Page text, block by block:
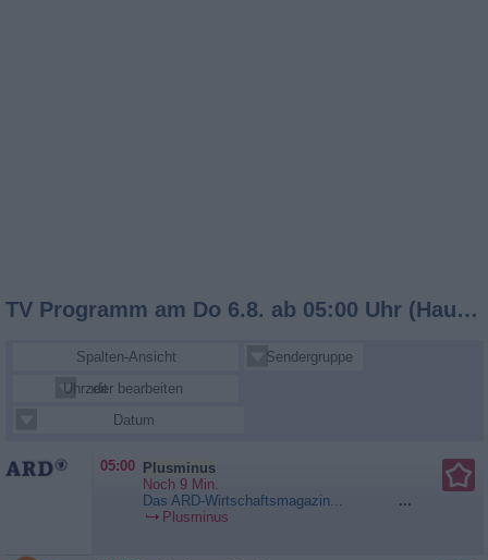
TV Programm am Do 6.8. ab 05:00 Uhr (Hauptsender)
Spalten-Ansicht
Sendergruppe
Sender bearbeiten
Uhrzeit
Datum
05:00
Plusminus
Noch 9 Min.
Das ARD-Wirtschaftsmagazin...
Plusminus
...